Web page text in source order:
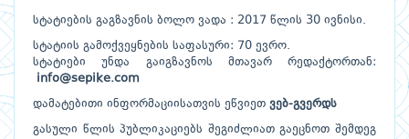
სტატიების გაგზავნის ბოლო ვადა : 2017 წლის 30 ივნისი.
სტატიის გამოქვეყნების საფასური: 70 ევრო.
სტატიები უნდა გაიგზავნოს მთავარ რედაქტორთან:
info@sepike.com
დამატებითი ინფორმაციისათვის ეწვიეთ ვებ-გვერდს
გასული წლის პუბლიკაციებს შეგიძლიათ გაეცნოთ შემდეგ